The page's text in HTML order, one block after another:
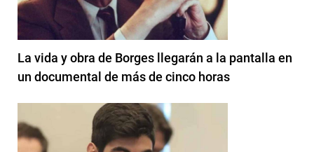
La vida y obra de Borges llegarán a la pantalla en
un documental de más de cinco horas